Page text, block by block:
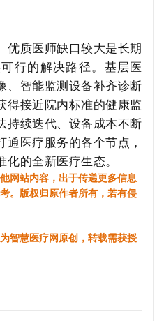
优质医师缺口较大是长期
行的解决路径。基层医
、智能监测设备补齐诊断
得接近院内标准的健康监
持续迭代、设备成本不断
医疗服务的各个节点，
的全新医疗生态。
网站内容，出于传递更多信息
。版权归原作者所有，若有侵
智慧医疗网原创，转载需获授